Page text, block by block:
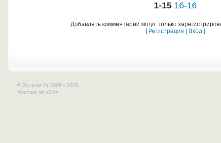
1-15 16-16
Добавлять комментарии могут только
[ Регистрация Вход]
© 2u.ucoz.ru 2009 - 2026
Хостинг от uCoz